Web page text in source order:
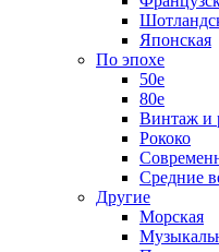
Японская
По эпохе
50е
80е
Винтаж и
Рококо
Средние
Другие
Морская